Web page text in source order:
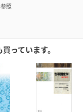
照
っています。